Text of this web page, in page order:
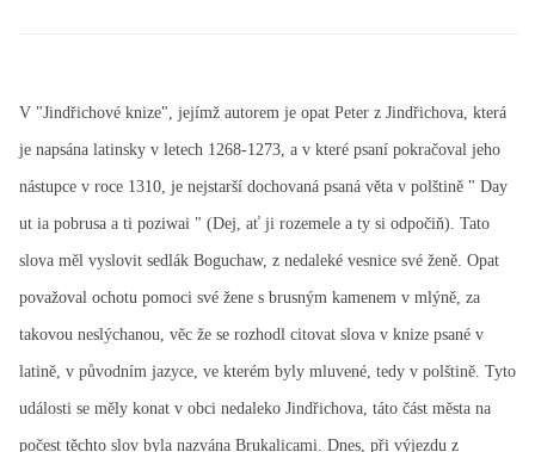
V "Jindřichové knize", jejímž autorem je opat Peter z Jindřichova, která
je napsána latinsky v letech 1268-1273, a v které psaní pokračoval jeho
nástupce v roce 1310, je nejstarší dochovaná psaná věta v polštině " Day
ut ia pobrusa a ti poziwai " (Dej, ať ji rozemele a ty si odpočiň). Tato
slova měl vyslovit sedlák Boguchaw, z nedaleké vesnice své ženě. Opat
považoval ochotu pomoci své žene s brusným kamenem v mlýně, za
takovou neslýchanou, věc že se rozhodl citovat slova v knize psané v
latině, v původním jazyce, ve kterém byly mluvené, tedy v polštině. Tyto
události se měly konat v obci nedaleko Jindřichova, táto část města na
počest těchto slov byla nazvána Brukalicami. Dnes, při výjezdu z